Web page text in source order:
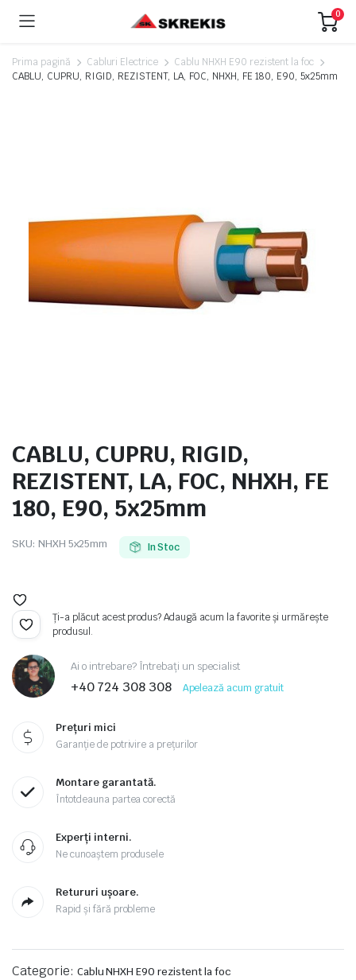
0
Prima pagină Cabluri Electrice
Cablu NHXH E90 rezistent la foc
CABLU, CUPRU, RIGID, REZISTENT, LA, FOC, NHXH, FE 180, E90, 5x25mm
CABLU, CUPRU, RIGID,
REZISTENT, LA, FOC, NHXH, FE
180, E90, 5x25mm
SKU: NHXH 5x25mm In Stoc
Ți-a plăcut acest produs? Adaugă acum la favorite și urmărește
produsul.
Ai o intrebare? Întrebați un specialist
+40 724 308 308 Apelează acum gratuit
Prețuri mici
Garanție de potrivire a prețurilor
Montare garantată.
Întotdeauna partea corectă
Experți interni.
Ne cunoaștem produsele
Retururi ușoare.
Rapid și fără probleme
Categorie: Cablu NHXH E90 rezistent la foc